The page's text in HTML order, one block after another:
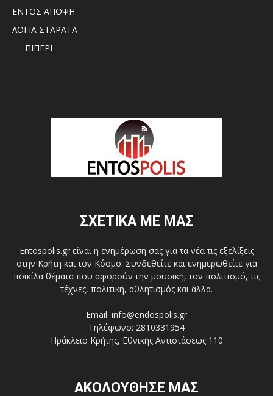
ΕΝΤΟΣ ΑΠΟΨΗ
ΛΟΓΙΑ ΣΤΑΡΑΤΑ
ΠΙΠΕΡΙ
ΣΧΕΤΙΚΑ ΜΕ ΜΑΣ
Entospolis.gr είναι η ενημέρωση σας για τα νέα τις εξελίξεις
στην Κρήτη και τον Κόσμο. Συνδεθείτε και ενημερωθείτε για
ποικίλα θέματα που αφορούν την μουσική, τον πολιτισμό, τις
τέχνες, πολιτική, αθλητισμός και άλλα.
Email: info@endospolis.gr
Τηλέφωνο: 2810331954
Ηράκλειο Κρήτης, Εθνικής Αντιστάσεως 110
ΑΚΟΛΟΥΘΗΣΕ ΜΑΣ